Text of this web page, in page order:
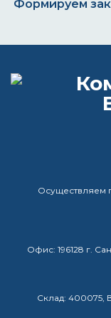
Формируем
Чем можно
акриловых
Осуществляем
Офис: 196128 г.
Склад: 400075,